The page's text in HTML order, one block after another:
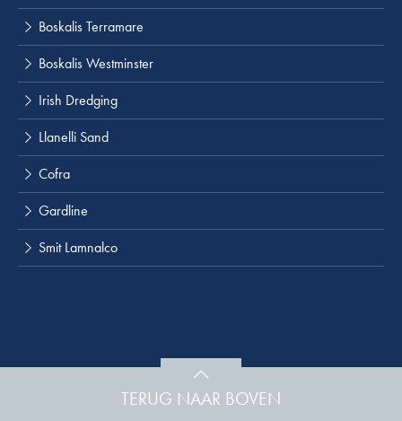
Boskalis Terramare
Boskalis Westminster
Irish Dredging
Llanelli Sand
Cofra
Gardline
Smit Lamnalco
TERUG NAAR BOVEN